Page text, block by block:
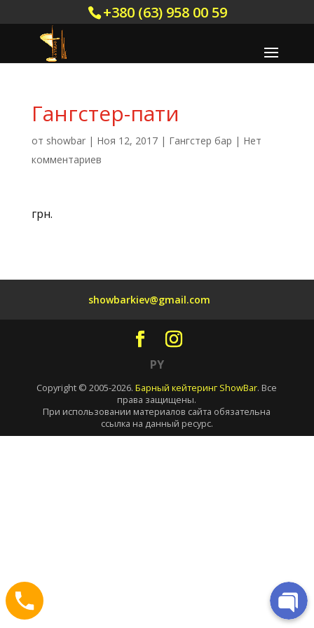
+380 (63) 958 00 59
Гангстер-пати
от showbar| Ноя 12, 2017| Гангстер бар | Нет
комментариев
грн.
showbarkiev@gmail.com
PY
Copyright © 2005-2026.Барный кейтеринг ShowBar. Все
права защищены.
При использовании материалов сайта обязательна
ссылка на данный ресурс.